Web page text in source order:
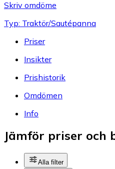
Skriv omdöme
Typ: Traktör/Sautépanna
Priser
Insikter
Prishistorik
Omdömen
Info
Jämför priser och
Alla filter